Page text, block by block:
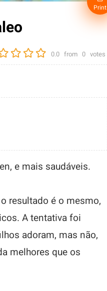
Print
0.0 from 0 votes
e mais saudáveis.
resultado é o mesmo,
A tentativa foi
adoram, mas não,
melhores que os